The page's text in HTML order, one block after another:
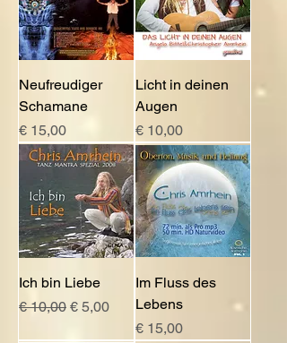
Neufreudiger
Schamane
Preis
€ 15,00
Licht in deinen
Augen
Preis
€ 10,00
Ich bin Liebe
Standardpreis
€ 10,00 Sale-Preis
€ 5,00
Im Fluss des
Lebens
Preis
€ 15,00